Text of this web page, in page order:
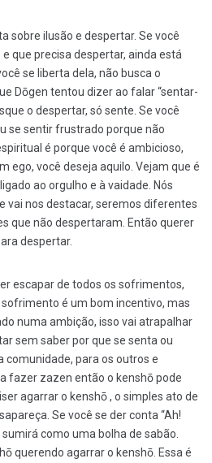
sobre ilusão e despertar. Se você
que precisa despertar, ainda está
se liberta dela, não busca o
Dōgen tentou dizer ao falar “sentar-
o despertar, só sente. Se você
se sentir frustrado porque não
é porque você é ambicioso,
ego, você deseja aquilo. Vejam que é
ao orgulho e à vaidade. Nós
vai nos destacar, seremos diferentes
que não despertaram. Então querer
despertar.
escapar de todos os sofrimentos,
é um bom incentivo, mas
numa ambição, isso vai atrapalhar
sem saber por que se senta ou
para os outros e
fazer zazen então o kenshō pode
agarrar o kenshō , o simples ato de
Se você se der conta “Ah!
sumirá como uma bolha de sabão.
querendo agarrar o kenshō. Essa é